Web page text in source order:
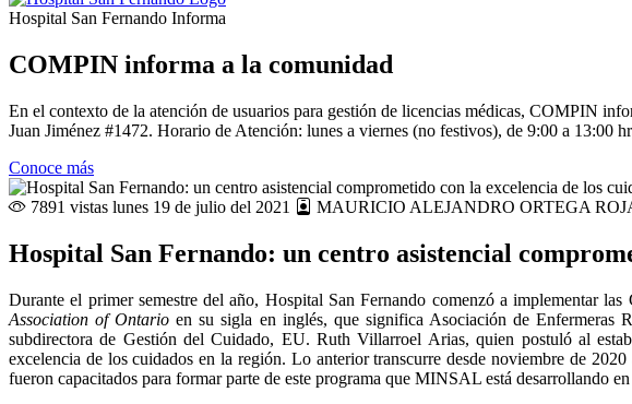
Hospital San Fernando Informa
COMPIN informa a la comunidad
En el contexto de la atención de usuarios para gestión de licencias médicas, COMPIN
Juan Jiménez #1472. Horario de Atención: lunes a viernes (no festivos), de 9:00 a 13:00
Conoce más
7891 vistas lunes 19 de julio del 2021 MAURICIO ALEJANDRO ORTEGA
Hospital San Fernando: un centro asistencial
Durante el primer semestre del año, Hospital San Fernando comenzó a implementar
Association of Ontario en su sigla en inglés, que significa Asociación de Enfermeras
subdirectora de Gestión del Cuidado, EU. Ruth Villarroel Arias, quien postuló al
excelencia de los cuidados en la región. Lo anterior transcurre desde noviembre de
fueron capacitados para formar parte de este programa que MINSAL está desarrollando